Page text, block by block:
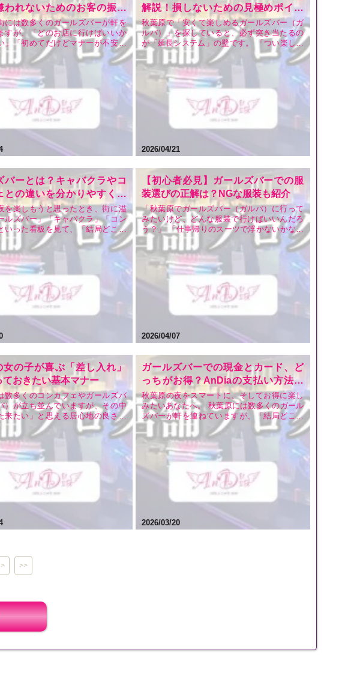
われないためのお客の振る
葉原でおすすめの安いガル
には数多くのガールズバーが軒を
すが、「どのお店に行けばいいか
」「初めてだけどマナーが不安」
る方も多いのではないでしょう
く遊びに行くなら、キャスト（女
しく会話して、自分もお店もハッ
を過ごしたいですよね。実は、キ
また来てほ…
2026/04/21
解説！損しないための見極めポイン
ト【秋葉原のおすすめガルバAnDia
が徹底解説】
秋葉原で「安くて楽しめるガールズバー（ガ
ルバ）」を探していると、必ず突き当たるの
が「延長システム」の壁です。 「つい楽しく
なって延長しすぎたら、お会計が予想外の金
額に……」 「自動延長って知らなくて、気づ
いたら何時間も経っていた」 そんな経験や不
安をお持ちの方も多いのではないでしょう
か？秋葉原には数…
バーとは？キャバクラやコ
との違いを分かりやすく解
原のおすすめガルバならAn
を楽しもうと思ったとき、街に溢
ルズバー」「キャバクラ」「コン
いった看板を見て、「結局どこが
？」「どこが一番安くて楽しめる
ったことはありませんか？ 特に秋
国屈指のナイトレジャー激戦区。
失敗したくないというのは、誰も
でしょう…
2026/04/07
【初心者必見】ガールズバーでの服
装選びの正解は？NGな服装も紹介
「秋葉原でガールズバー（ガルバ）に行って
みたいけど、どんな服装で行けばいいんだろ
う？」 「仕事帰りのスーツで浮かないかな？
逆にカジュアルすぎると失礼？」 初めてガー
ルズバーに足を運ぼうとしている方にとっ
て、「服装」は意外と悩みの種ですよね。特
にお店がひしめき合う秋葉原エリアでは、ど
んな格好がその場…
女の子が喜ぶ「差し入れ」
ておきたい基本マナー
数多くのコンカフェやガールズバ
）が立ち並んでいますが、その中
来たい」と思える居心地の良さを
るのが、私たちAnDiaです。 いつ
くださるお客様から、「女の子に
れをしたいんだけど、何が喜ばれ
「ルールとかあるの？」とご相談
こと…
2026/03/20
ガールズバーでの現金とカード、ど
っちがお得？AnDiaの支払い方法ま
とめ
秋葉原の夜をスマートに、そしてお得に楽し
みたいあなたへ。 秋葉原には数多くのガール
ズバーが軒を連ねていますが、「結局どこが
安いの？」「支払いで損をしたくない」と悩
むことも多いはず。特に、夜の街での「現金
払い」と「カード払い」の選択は、満足度に
直結する重要なポイントです。 今回は、秋葉
原のコンカフェ・…
> >>